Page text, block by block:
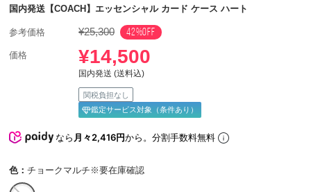
国内発送【COACH】エッセンシャル カード ケース ハート
参考価格 ¥25,300 42%OFF
価格 ¥14,500
国内発送 (送料込)
関税負担なし
鑑定サービス対象（条件あり）
なら月々2,416円から。分割手数料無料
色： チョークマルチ※要在庫確認